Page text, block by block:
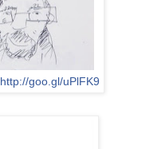
http://goo.gl/uPlFK9